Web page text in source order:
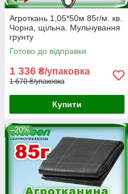
Агроткань 1,05*50м 85г/м. кв.
Чорна, щільна. Мульчування
грунту
Готово до відправки
1 336 ₴/упаковка
1 670 ₴/упаковка
Купити
–20%